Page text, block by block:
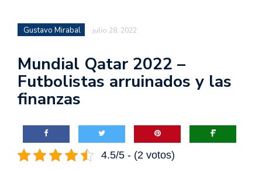
Gustavo Mirabal julio 28, 2022
Mundial Qatar 2022 –
Futbolistas arruinados y las
finanzas
4.5/5 - (2 votos)